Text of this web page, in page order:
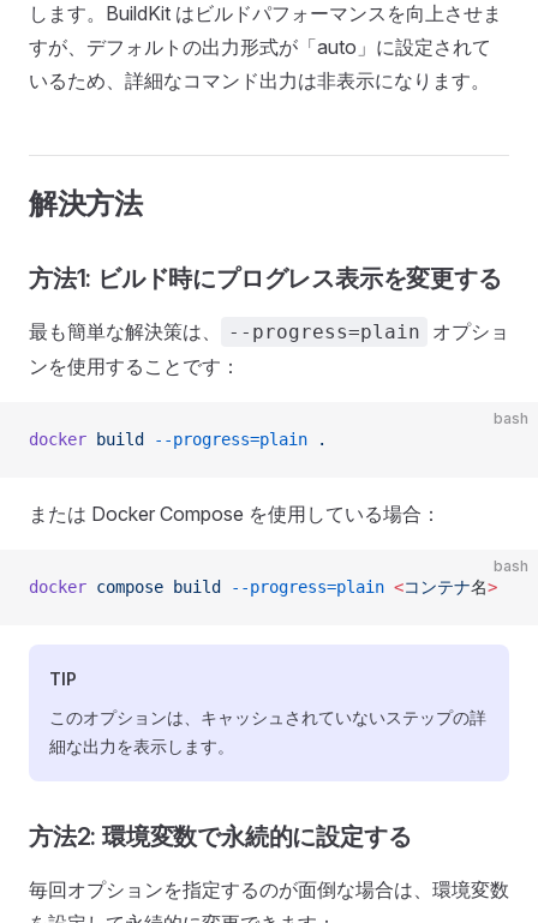
します。BuildKit はビルドパフォーマンスを向上させま
すが、デフォルトの出力形式が「auto」に設定されて
いるため、詳細なコマンド出力は非表示になります。
解決方法
方法1: ビルド時にプログレス表示を変更する
最も簡単な解決策は、 --progress=plain
オプショ
ンを使用することです：
bash
docker build --progress=plain .
または Docker Compose を使用している場合：
bash
docker compose build --progress=plain <コンテナ名>
TIP
このオプションは、キャッシュされていないステップの詳
細な出力を表示します。
方法2: 環境変数で永続的に設定する
毎回オプションを指定するのが面倒な場合は、環境変数